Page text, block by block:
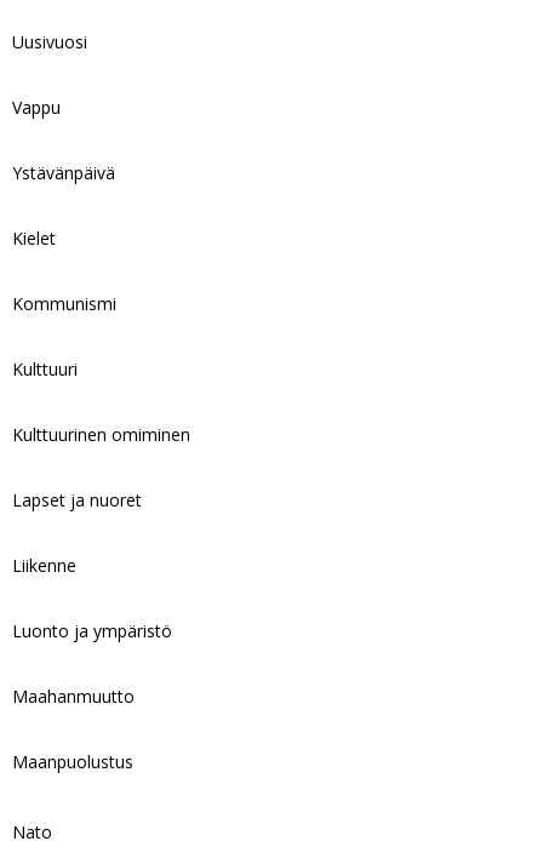
Uusivuosi
Vappu
Ystävänpäivä
Kielet
Kommunismi
Kulttuuri
Kulttuurinen omiminen
Lapset ja nuoret
Liikenne
Luonto ja ympäristö
Maahanmuutto
Maanpuolustus
Nato